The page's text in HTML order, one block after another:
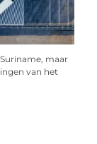
maar
van het